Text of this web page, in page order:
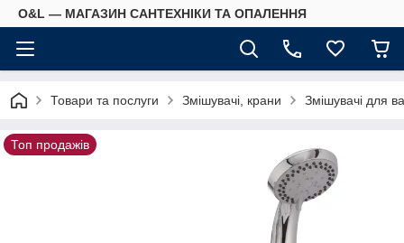
O&L — МАГАЗИН САНТЕХНІКИ ТА ОПАЛЕННЯ
Товари та послуги Змішувачі, крани Змішувачі для
Топ продажів